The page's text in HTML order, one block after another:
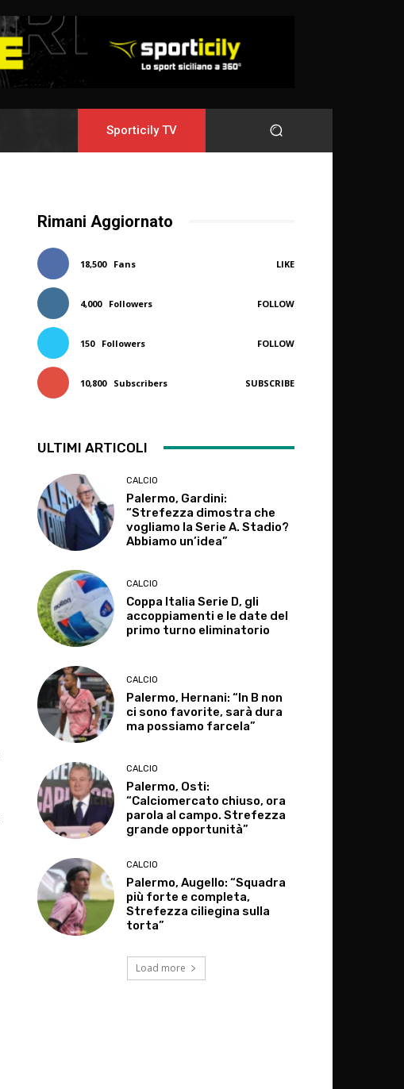
Sporticily TV
Rimani Aggiornato
18,500 Fans LIKE
4,000 Followers FOLLOW
150 Followers FOLLOW
10,800 Subscribers SUBSCRIBE
ULTIMI ARTICOLI
CALCIO
Palermo, Gardini:
“Strefezza dimostra che
vogliamo la Serie A. Stadio?
Abbiamo un’idea”
CALCIO
Coppa Italia Serie D, gli
accoppiamenti e le date del
primo turno eliminatorio
CALCIO
Palermo, Hernani: “In B non
ci sono favorite, sarà dura
ma possiamo farcela”
CALCIO
Palermo, Osti:
“Calciomercato chiuso, ora
parola al campo. Strefezza
grande opportunità”
CALCIO
Palermo, Augello: “Squadra
più forte e completa,
Strefezza ciliegina sulla
torta”
Load more